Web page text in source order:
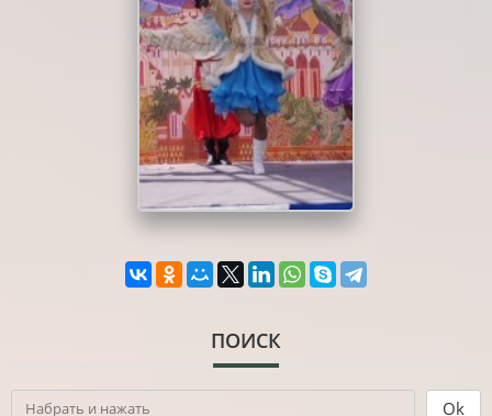
ПОИСК